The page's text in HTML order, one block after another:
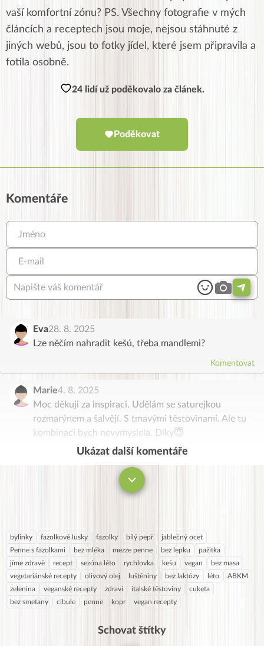
vaší komfortní zónu? PS. Všechny fotografie v mých
článcích a receptech jsou moje, nejsou stáhnuté z
jiných webů, jsou to fotky jídel, které jsem připravila a
fotila osobně.
24 lidí už poděkovalo za článek.
Poděkovat
Komentáře
Eva28. 8. 2025
Lze něčím nahradit kešú, třeba mandlemi?
Komentovat
Marie4. 8. 2025
Moc děkuji za inspiraci. Udělám se saturejkou
rozmarýnem a šalvějí. S tmavými těstovinami. Ale tu
kombinaci bych nevymyslela. Díky😇
Ukázat další komentáře
bylinky fazolkové lusky fazolky bílý pepř
jablečný ocet
Penne s fazolkami
bez mléka mezze penne bez lepku
pažitka
jíme zdravě
recept sezóna léto rychlovka kešu vegan
bez masa
vegetariánské recepty
olivový olej luštěniny bez laktózy léto
ABKM
zelenina
veganské recepty zdraví italské těstoviny
cuketa
bez smetany
cibule penne kopr vegan recepty
Schovat štítky